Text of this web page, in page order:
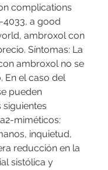
complications
a good
ambroxol con
Síntomas: La
ambroxol no se
En el caso del
pueden
siguientes
miméticos:
inquietud,
reducción en la
sistólica y